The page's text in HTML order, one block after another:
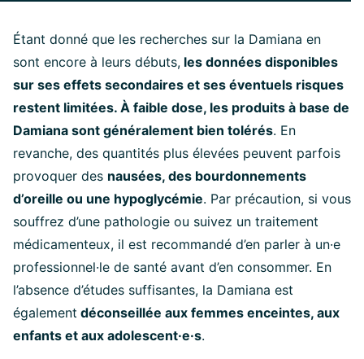
Étant donné que les recherches sur la Damiana en
sont encore à leurs débuts, les données disponibles
sur ses effets secondaires et ses éventuels risques
restent limitées. À faible dose, les produits à base de
Damiana sont généralement bien tolérés. En
revanche, des quantités plus élevées peuvent parfois
provoquer des nausées, des bourdonnements
d’oreille ou une hypoglycémie. Par précaution, si vous
souffrez d’une pathologie ou suivez un traitement
médicamenteux, il est recommandé d’en parler à un·e
professionnel·le de santé avant d’en consommer. En
l’absence d’études suffisantes, la Damiana est
également déconseillée aux femmes enceintes, aux
enfants et aux adolescent·e·s.